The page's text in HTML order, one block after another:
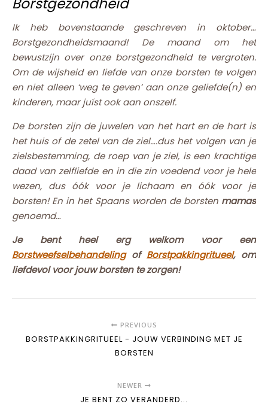
Ik heb bovenstaande geschreven in oktober…
Borstgezondheidsmaand! De maand om het
bewustzijn over onze borstgezondheid te vergroten.
Om de wijsheid en liefde van onze borsten te volgen
en niet alleen ‘weg te geven’ aan onze geliefde(n) en
kinderen, maar juíst ook aan onszelf.
De borsten zijn de juwelen van het hart en de hart is
het huis of de zetel van de ziel….dus het volgen van je
zielsbestemming, de roep van je ziel, is een krachtige
daad van zelfliefde en in die zin voedend voor je hele
wezen, dus óók voor je lichaam en óók voor je
borsten! En in het Spaans worden de borsten mamas
genoemd…
Je bent heel erg welkom voor een
Borstweefselbehandelingof Borstpakkingritueel, om
liefdevol voor jouw borsten te zorgen!
PREVIOUS
BORSTPAKKINGRITUEEL - JOUW VERBINDING MET JE
BORSTEN
NEWER
JE BENT ZO VERANDERD...